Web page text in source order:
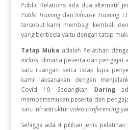
Public Relationsada dua alternatif
Public TrainingdanInhouse Training.
tersebut kami membagi kembali
yang berbeda yaitu dengan tatap
Tatap Muka adalah Pelatihan
inclass, dimana peserta dan pengajar
satu ruangan serta tidak lupa
kami laksanakan dengan
Covid 19. Sedangkan Daring
mempertemukan peserta dan
satu infrastrukturvideo conferencing
Sehigga ada 4 pilihan jenis